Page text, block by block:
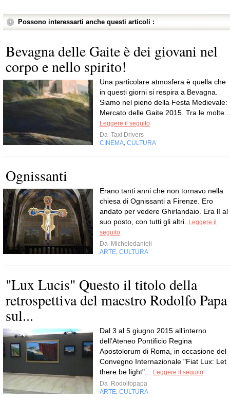
Possono interessarti anche questi articoli :
Bevagna delle Gaite è dei giovani nel
corpo e nello spirito!
Una particolare atmosfera è quella che
in questi giorni si respira a Bevagna.
Siamo nel pieno della Festa Medievale:
Mercato delle Gaite 2015. Tra le molte...
Leggere il seguito
Da Taxi Drivers
CINEMA CULTURA
Ognissanti
Erano tanti anni che non tornavo nella
chiesa di Ognissanti a Firenze. Ero
andato per vedere Ghirlandaio. Era lì al
suo posto, con tutti gli altri.
Leggere il
seguito
Da Micheledanieli
ARTE CULTURA
"Lux Lucis" Questo il titolo della
retrospettiva del maestro Rodolfo Papa
sul...
Dal 3 al 5 giugno 2015 all’interno
dell’Ateneo Pontificio Regina
Apostolorum di Roma, in occasione del
Convegno Internazionale "Fiat Lux: Let
there be light"...
Leggere il seguito
Da Rodolfopapa
ARTE CULTURA